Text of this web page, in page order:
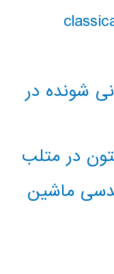
شونده در
در متلب
ماشین